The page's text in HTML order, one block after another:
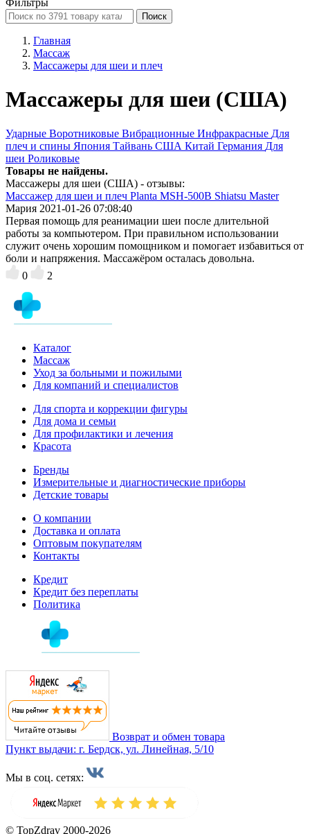
Фильтры
Поиск
Главная
Массаж
Массажеры для шеи и плеч
Массажеры для шеи (США)
Ударные Воротниковые Вибрационные Инфракрасные Для
плеч и спины Япония Тайвань США Китай Германия Для
шеи Роликовые
Товары не найдены.
Массажеры для шеи (США) - отзывы:
Массажер для шеи и плеч Planta MSH-500B Shiatsu Master
Мария 2021-01-26 07:08:40
Первая помощь для реанимации шеи после длительной
работы за компьютером. При правильном использовании
служит очень хорошим помощником и помогает избавиться от
боли и напряжения. Массажёром осталась довольна.
0
2
Каталог
Массаж
Уход за больными и пожилыми
Для компаний и специалистов
Для спорта и коррекции фигуры
Для дома и семьи
Для профилактики и лечения
Красота
Бренды
Измерительные и диагностические приборы
Детские товары
О компании
Доставка и оплата
Оптовым покупателям
Контакты
Кредит
Кредит без переплаты
Политика
Возврат и обмен товара
Пункт выдачи: г. Бердск, ул. Линейная, 5/10
Мы в соц. сетях:
© TopZdrav 2000-2026